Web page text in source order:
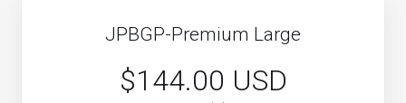
JPBGP-Premium Large
$144.00 USD